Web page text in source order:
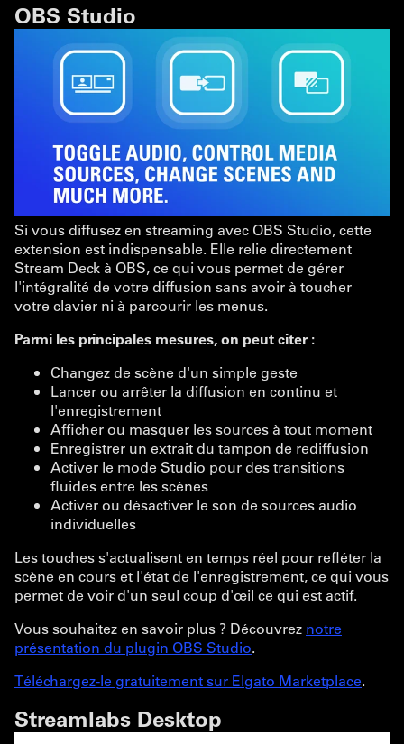
OBS Studio
Si vous diffusez en streaming avec OBS Studio, cette
extension est indispensable. Elle relie directement
Stream Deck à OBS, ce qui vous permet de gérer
l'intégralité de votre diffusion sans avoir à toucher
votre clavier ni à parcourir les menus.
Parmi les principales mesures, on peut citer :
Changez de scène d'un simple geste
Lancer ou arrêter la diffusion en continu et
l'enregistrement
Afficher ou masquer les sources à tout moment
Enregistrer un extrait du tampon de rediffusion
Activer le mode Studio pour des transitions
fluides entre les scènes
Activer ou désactiver le son de sources audio
individuelles
Les touches s'actualisent en temps réel pour refléter la
scène en cours et l'état de l'enregistrement, ce qui vous
permet de voir d'un seul coup d'œil ce qui est actif.
Vous souhaitez en savoir plus ? Découvrez notre
présentation du plugin OBS Studio.
Téléchargez-le gratuitement sur Elgato Marketplace.
Streamlabs Desktop